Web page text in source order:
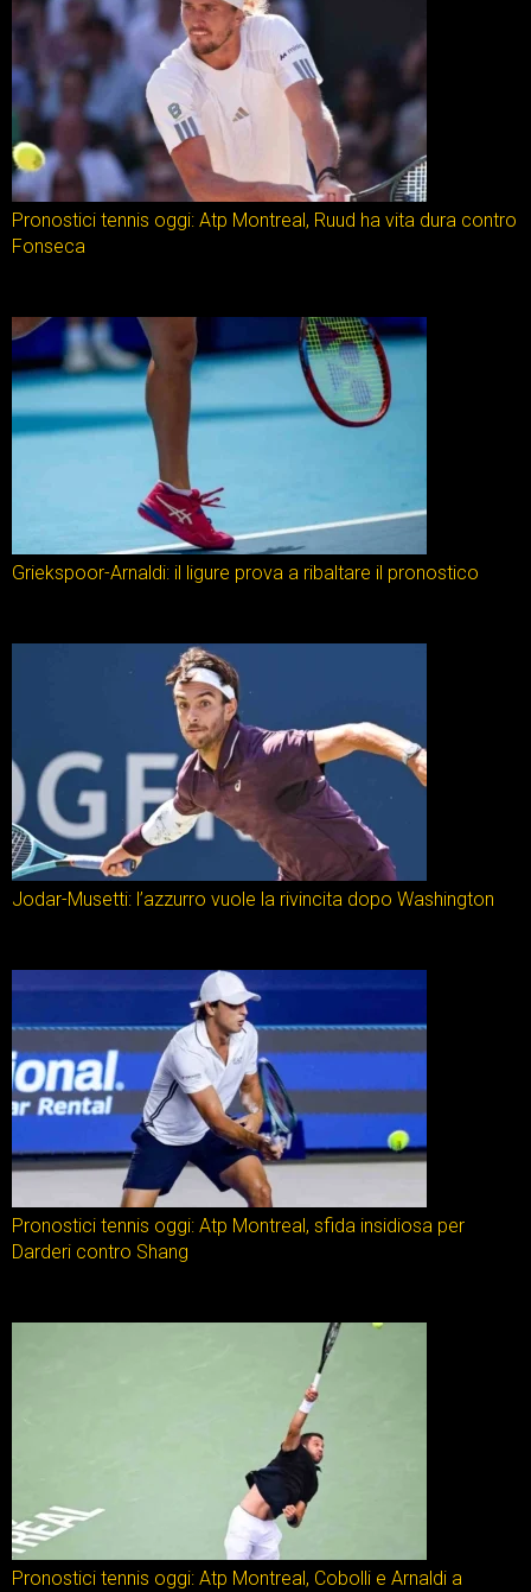
Pronostici tennis oggi: Atp Montreal, Ruud ha vita dura contro
Fonseca
Griekspoor-Arnaldi: il ligure prova a ribaltare il pronostico
Jodar-Musetti: l’azzurro vuole la rivincita dopo Washington
Pronostici tennis oggi: Atp Montreal, sfida insidiosa per
Darderi contro Shang
Pronostici tennis oggi: Atp Montreal, Cobolli e Arnaldi a